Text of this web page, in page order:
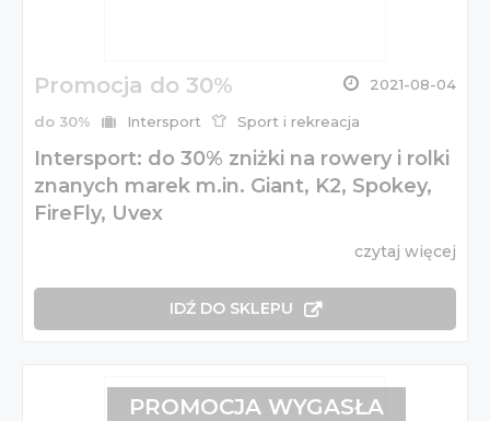
Promocja do 30% 2021-08-04
do 30% Intersport Sport i rekreacja
Intersport: do 30% zniżki na rowery i rolki
znanych marek m.in. Giant, K2, Spokey,
FireFly, Uvex
czytaj więcej
IDŹ DO SKLEPU
PROMOCJA WYGASŁA